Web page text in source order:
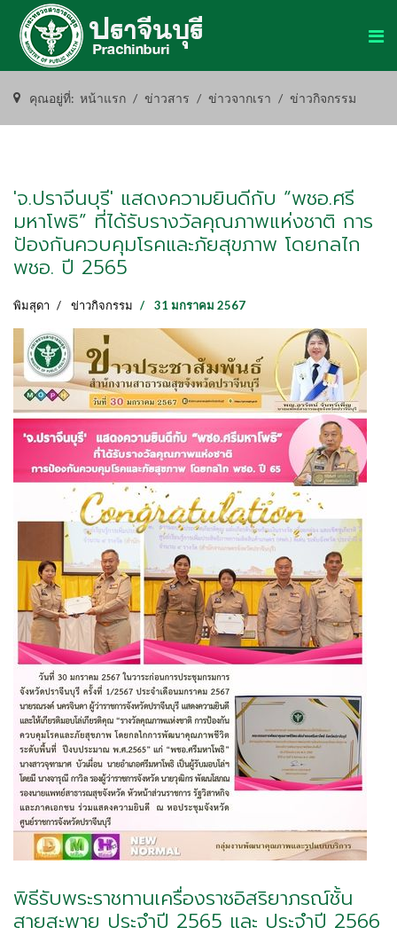
คุณอยู่ที่: หน้าแรก ข่าวสาร ข่าวจากเรา ข่าวกิจกรรม
'จ.ปราจีนบุรี' แสดงความยินดีกับ “พชอ.ศรี
มหาโพธิ” ที่ได้รับรางวัลคุณภาพแห่งชาติ การ
ป้องกันควบคุมโรคและภัยสุขภาพ โดยกลไก
พชอ. ปี 2565
พิมสุดา ข่าวกิจกรรม 31 มกราคม 2567
พิธีรับพระราชทานเครื่องราชอิสริยาภรณ์ชั้น
สายสะพาย ประจำปี 2565 และ ประจำปี 2566